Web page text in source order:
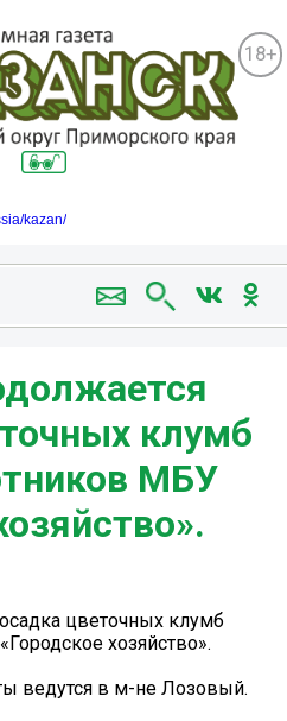
18+
kazan/
клумб
МБУ
цветочных клумб
хозяйство».
ведутся в м-не Лозовый.